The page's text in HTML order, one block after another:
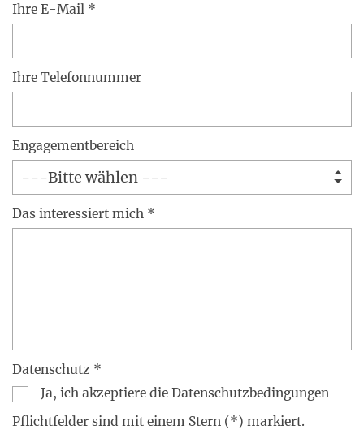
Ihre E-Mail *
Ihre Telefonnummer
Engagementbereich
Das interessiert mich *
Datenschutz *
Ja, ich akzeptiere die Datenschutzbedingungen
Pflichtfelder sind mit einem Stern (*) markiert.